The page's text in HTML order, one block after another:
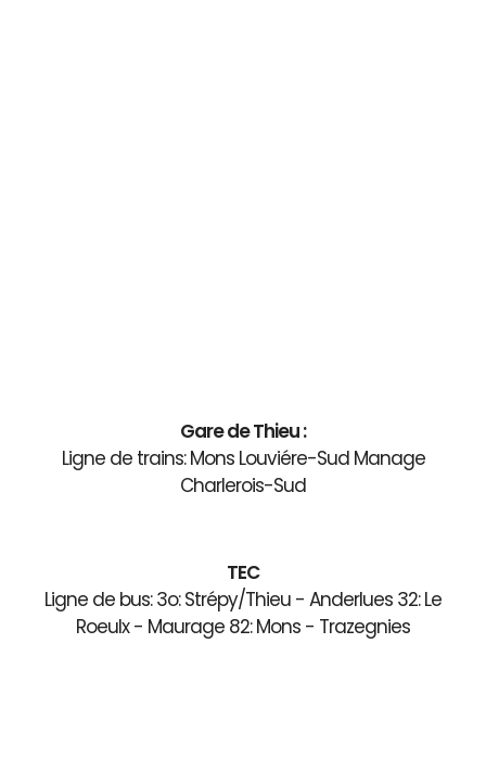
Gare de Thieu :
Ligne de trains: Mons Louviére-Sud Manage
Charlerois-Sud
TEC
Ligne de bus: 3o: Strépy/Thieu - Anderlues 32: Le
Roeulx - Maurage 82: Mons - Trazegnies